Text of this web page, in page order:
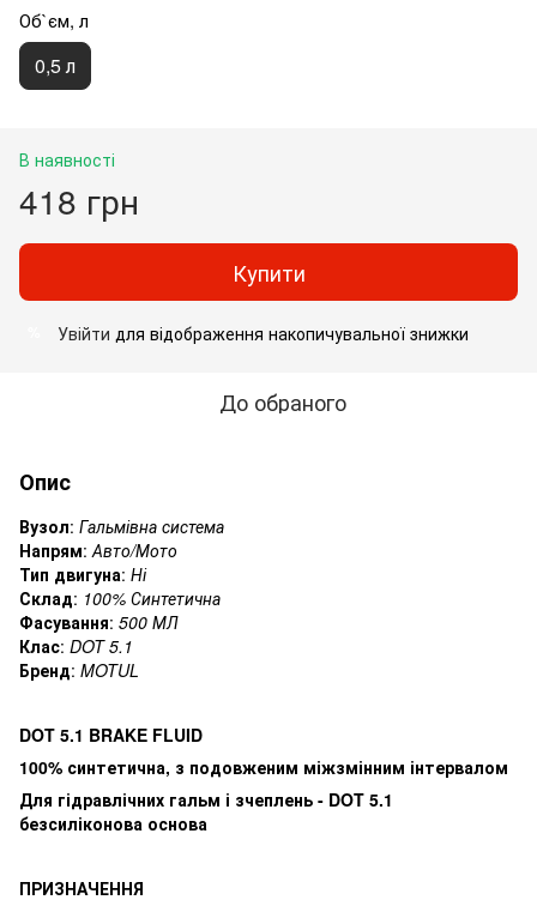
Об`єм, л
0,5 л
В наявності
418 грн
Купити
Увійти для відображення накопичувальної знижки
До обраного
Опис
Вузол: Гальмівна система
Напрям: Авто/Мото
Тип двигуна: Ні
Склад: 100% Синтетична
Фасування: 500 МЛ
Клас: DOT 5.1
Бренд: MOTUL
DOT 5.1 BRAKE FLUID
100% синтетична, з подовженим міжзмінним інтервалом
Для гідравлічних гальм і зчеплень - DOT 5.1
безсиліконова основа
ПРИЗНАЧЕННЯ